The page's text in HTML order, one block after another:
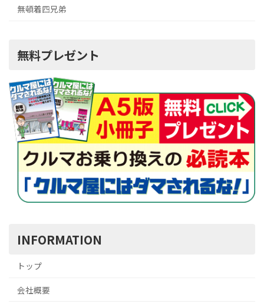
無頓着四兄弟
無料プレゼント
INFORMATION
トップ
会社概要